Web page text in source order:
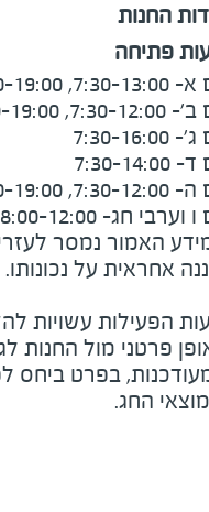
החנות
פתיחה
וערבי חג- 8:00-12:00
האמור נמסר
הפעילות עשויות
פרטני מול החנות
בפרט ביחס
החג.